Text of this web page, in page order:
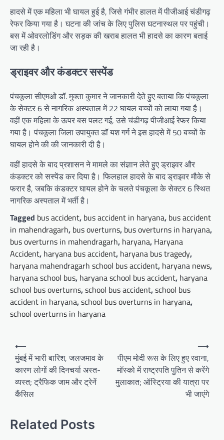
हादसे में एक महिला भी घायल हुई है, जिसे गंभीर हालत में पीजीआई चंडीगढ़
रेफर किया गया है। घटना की जांच के लिए पुलिस घटनास्थल पर पहुंची।
बस में ओवरलोडिंग और सड़क की खराब हालत भी हादसे का कारण बताई
जा रही है।
ड्राइवर और कंडक्टर सस्पेंड
पंचकूला सीएमओ डॉ. मुक्ता कुमार ने जानकारी देते हुए बताया कि पंचकूला
के सेक्टर 6 से नागरिक अस्पताल में 22 घायल बच्चों को लाया गया है।
वहीं एक महिला के ऊपर बस पलट गई, उसे चंडीगढ़ पीजीआई रेफर किया
गया है। पंचकूला जिला उपायुक्त डॉ यश गर्ग ने इस हादसे में 50 बच्चों के
घायल होने की की जानकारी दी है।
वहीं हादसे के बाद प्रशासन ने मामले का संज्ञान लेते हुए ड्राइवर और
कंडक्टर को सस्पेंड कर दिया है। फिलहाल हादसे के बाद ड्राइवर मौके से
फरार है, जबकि कंडक्टर घायल होने के चलते पंचकूला के सेक्टर 6 स्थित
नागरिक अस्पताल में भर्ती है।
Tagged bus accident, bus accident in haryana, bus accident
in mahendragarh, bus overturns, bus overturns in haryana,
bus overturns in mahendragarh, haryana, Haryana
Accident, haryana bus accident, haryana bus tragedy,
haryana mahendragarh school bus accident, haryana news,
haryana school bus, haryana school bus accident, haryana
school bus overturns,school bus accident,school bus
accident in haryana,school bus overturns in haryana,
school overturns in haryana
Post
navigation
⟵
मुंबई में भारी बारिश, जलजमाव के
कारण लोगों की दिनचर्या अस्त-
व्यस्त; ट्रैफिक जाम और ट्रेनें
कैंसिल
पीएम मोदी रूस के लिए हुए रवाना,
मॉस्को में राष्ट्रपति पुतिन से करेंगे
मुलाकात; ऑस्ट्रिया की यात्रा पर
भी जाएंगे
⟶
Related Posts